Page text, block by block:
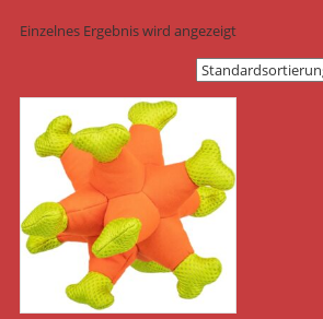
Einzelnes Ergebnis wird angezeigt